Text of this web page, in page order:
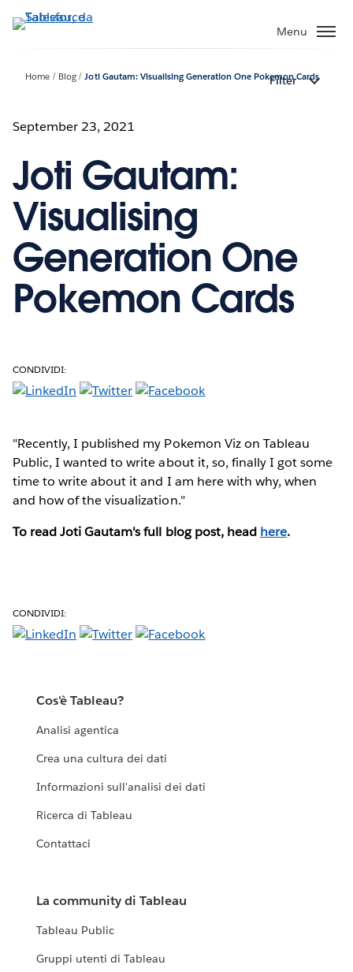
Passa
Menu
Home Blog Joti Gautam: Visualising Generation One Pokemon Cards
Filter
September 23, 2021
Joti Gautam:
Visualising
Generation One
Pokemon Cards
CONDIVIDI:
"Recently, I published my Pokemon Viz on Tableau
Public, I wanted to write about it, so, finally I got some
time to write about it and I am here with why, when
and how of the visualization."
To read Joti Gautam's full blog post, head here.
CONDIVIDI:
Cos'è Tableau?
Analisi agentica
Crea una cultura dei dati
Informazioni sull'analisi dei dati
Ricerca di Tableau
Contattaci
La community di Tableau
Tableau Public
Gruppi utenti di Tableau